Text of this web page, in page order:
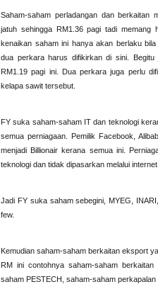
Saham-saham perladangan dan berkaitan
jatuh sehingga RM1.36 pagi tadi memang
kenaikan saham ini hanya akan berlaku
dua perkara harus difikirkan di sini.
RM1.19 pagi ini. Dua perkara juga perlu
kelapa sawit tersebut.
FY suka saham-saham IT dan teknologi
semua perniagaan. Pemilik Facebook,
menjadi Billionair kerana semua ini.
teknologi dan tidak dipasarkan melalui
Jadi FY suka saham sebegini, MYEG,
few.
Kemudian saham-saham berkaitan eksport
RM ini contohnya saham-saham
saham PESTECH, saham-saham perkapalan